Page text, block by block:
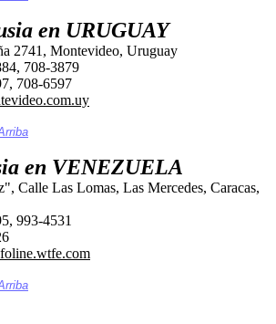
en URUGUAY
2741, Montevideo, Uruguay
708-3879
708-6597
en VENEZUELA
Calle Las Lomas, Las Mercedes, Caracas,
993-4531